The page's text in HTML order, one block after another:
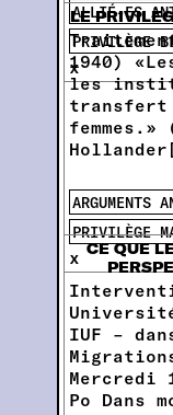
ALLIÉ-ES
PRIVILÈGE
x
LE
1940)
les
transfert
femmes.»
ARGUMENTS
PRIVILÈGE
x CE QUE
IUF –
Mercredi
Po Dans